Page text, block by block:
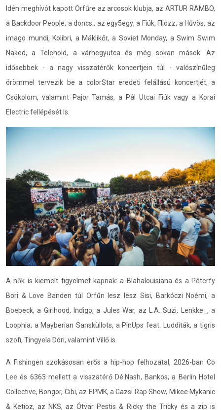
Idén meghívót kapott Orfűre az arcosok klubja, az ARTUR RAMBO,
a Backdoor People, a doncs., az egy5egy, a Fiúk, Fllozz, a Hűvös, az
imago mundi, Kolibri, a Máklikőr, a Soviet Monday, a Swim Swim
Naked, a Telehold, a várhegyutca és még sokan mások. Az
idősebbek - a nagy visszatérők koncertjein túl - valószínűleg
örömmel tervezik be a colorStar eredeti felállású koncertjét, a
Csókolom, valamint Pajor Tamás, a Pál Utcai Fiúk vagy a Korai
Electric fellépését is.
A nők is kiemelt figyelmet kapnak: a Blahalouisiana és a Péterfy
Bori & Love Banden túl Orfűn lesz lesz Sisi, Barkóczi Noémi, a
Boebeck, a Girlhood, Indigo, a Jules War, az L.A. Suzi, Lenkke_, a
Loophia, a Mayberian Sansküllots, a PinUps feat. Ludditák, a tigris
szofi, Tingyela Dóri, valamint Villő is.
A Fishingen szokásosan erős a hip-hop felhozatal, 2026-ban Co
Lee és 6363 mellett a visszatérő Dé:Nash, Bankos, a Berlin Hotel
Collective, Bongor, Cibi, az EPMK, a Gazsi Rap Show, Mikee Mykanic
& Ketioz, az NKS, az Ótvar Pestis & Ricky the Tricky és a zip is